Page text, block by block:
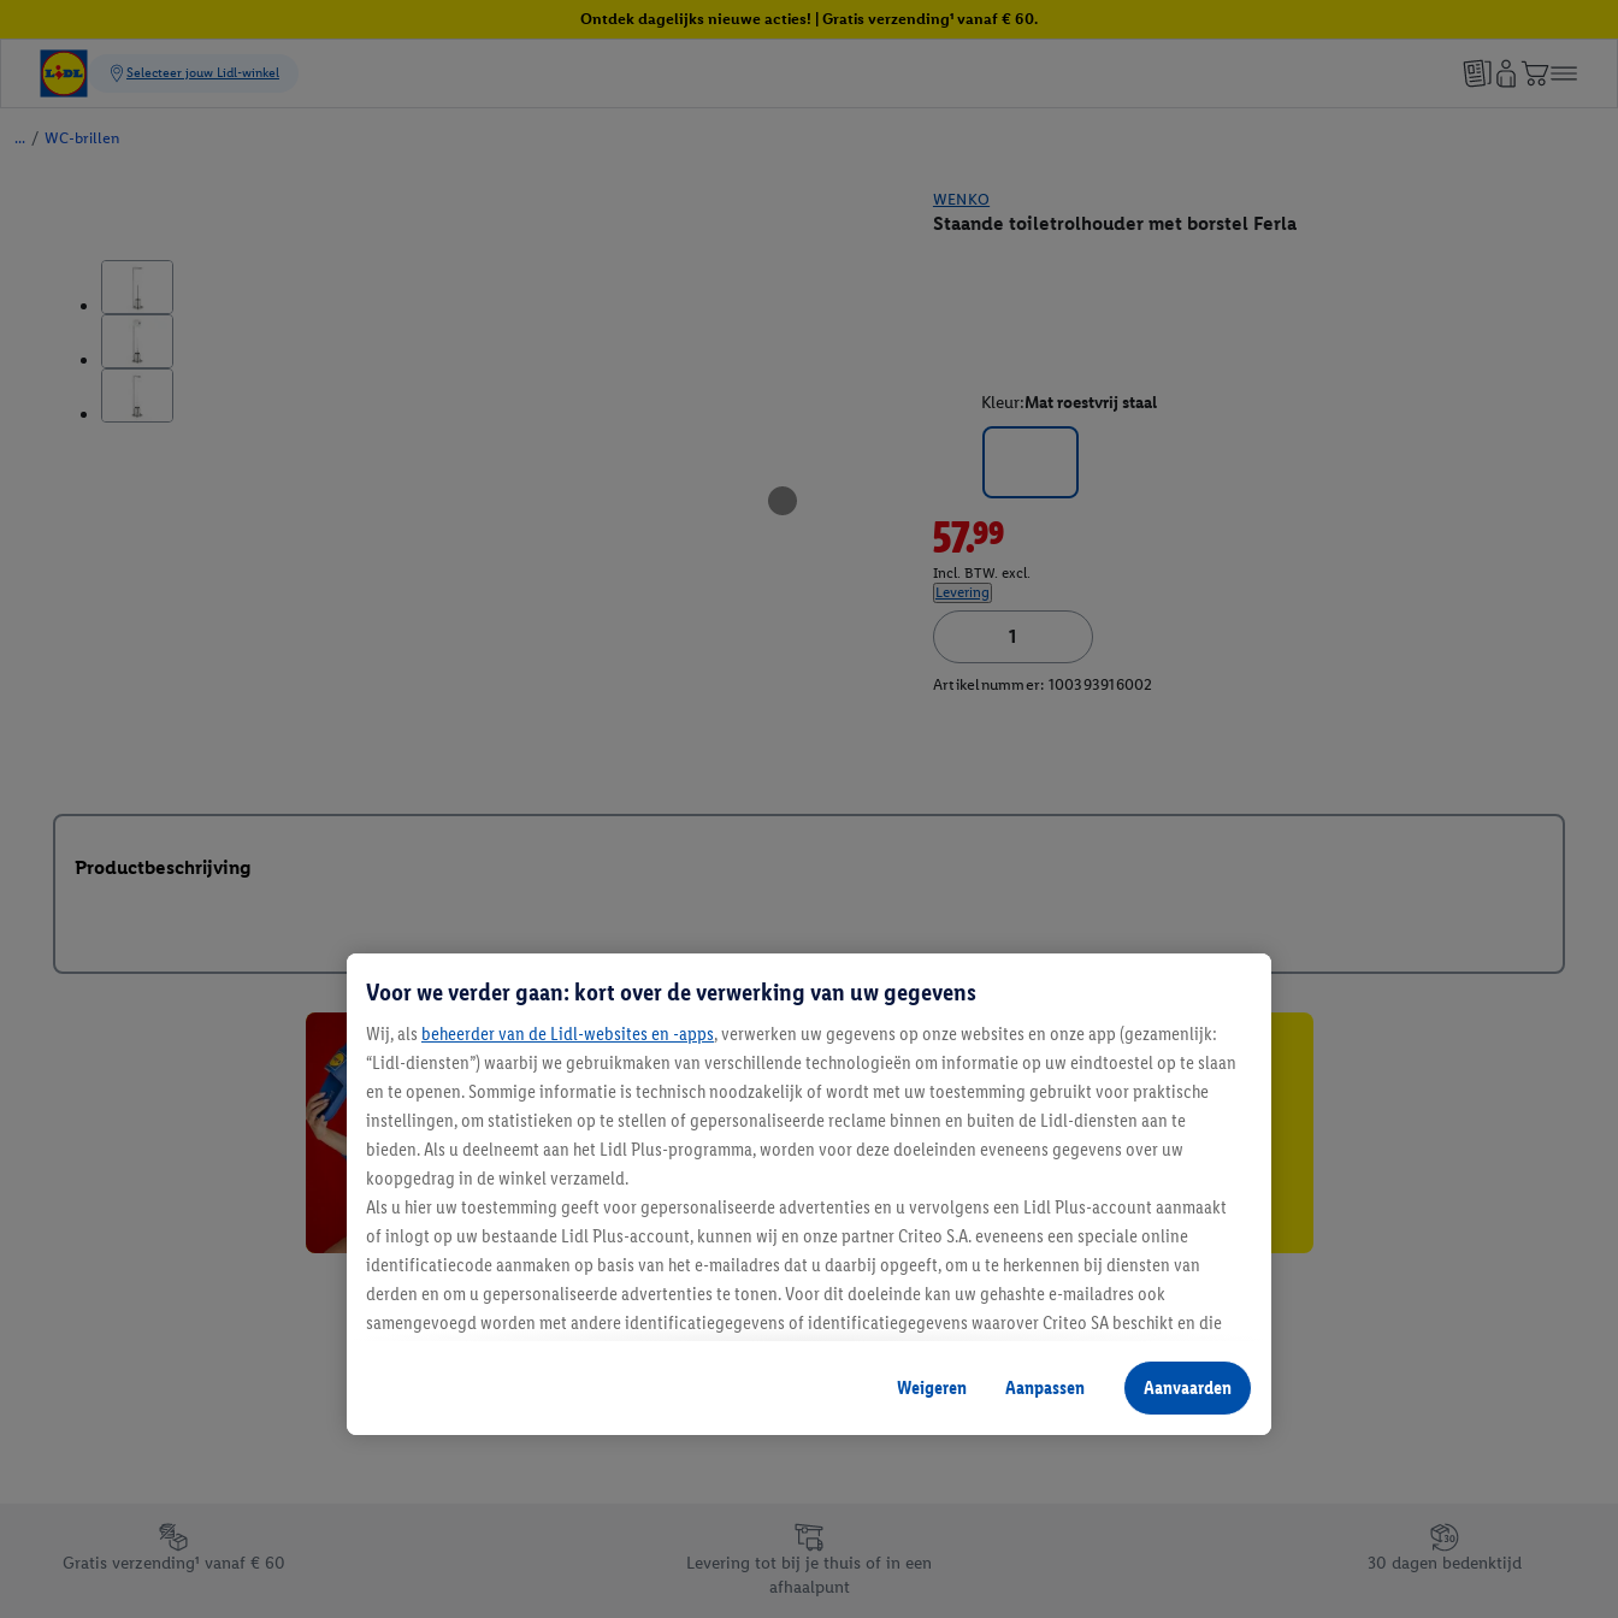
Ontdek dagelijks nieuwe acties! | Gratis verzending¹ vanaf € 60.
/ WC-brillen
WENKO
Staande toiletrolhouder met borstel Ferla
Kleur:Mat roestvrij staal
57.99
Incl. BTW. excl.
Levering
Artikelnummer: 100393916002
Productbeschrijving
Blijf op de hoogte
Schrijf je in op de newsletter
Footerelement met de verschillende USPs van Lidl.be
Gratis verzending¹ vanaf € 60
Levering tot bij je thuis of in een
afhaalpunt
30 dagen bedenktijd
Voor we verder gaan: kort over de verwerking van uw gegevens
Wij, als beheerder van de Lidl-websites en -apps, verwerken uw gegevens op onze websites en onze app (gezamenlijk:
“Lidl-diensten”) waarbij we gebruikmaken van verschillende technologieën om informatie op uw eindtoestel op te slaan
en te openen. Sommige informatie is technisch noodzakelijk of wordt met uw toestemming gebruikt voor praktische
instellingen, om statistieken op te stellen of gepersonaliseerde reclame binnen en buiten de Lidl-diensten aan te
bieden. Als u deelneemt aan het Lidl Plus-programma, worden voor deze doeleinden eveneens gegevens over uw
koopgedrag in de winkel verzameld.
Als u hier uw toestemming geeft voor gepersonaliseerde advertenties en u vervolgens een Lidl Plus-account aanmaakt
of inlogt op uw bestaande Lidl Plus-account, kunnen wij en onze partner Criteo S.A. eveneens een speciale online
identificatiecode aanmaken op basis van het e-mailadres dat u daarbij opgeeft, om u te herkennen bij diensten van
derden en om u gepersonaliseerde advertenties te tonen. Voor dit doeleinde kan uw gehashte e-mailadres ook
samengevoegd worden met andere identificatiegegevens of identificatiegegevens waarover Criteo SA beschikt en die
Als u hiermee akkoord gaat, kunnen advertenties in het kader van retargeting, d.w.z. advertenties voor producten waarin
u interesse hebt getoond (bijvoorbeeld door het product in de webshop aan uw winkelmandje toe te voegen, maar het
niet te kopen), ook op verschillende apparaten en verschillende Lidl-diensten worden weergegeven als er met behulp
Onder “Aanpassen” kunt u individuele doeleinden toestaan en meer informatie vinden over de gegevensverwerking.
Door op “weigeren” te klikken, kunt u alleen het gebruik van de noodzakelijke technologieën toestaan. Door op
“aanvaarden” te klikken, stemt u in met alle verwerkingen voor alle bovengenoemde doeleinden. Meer informatie,
Weigeren Aanpassen Aanvaarden